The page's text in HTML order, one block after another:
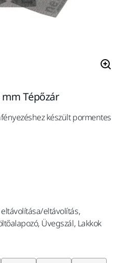
Tépőzár
készült pormentes
eltávolítás,
Üvegszál, Lakkok